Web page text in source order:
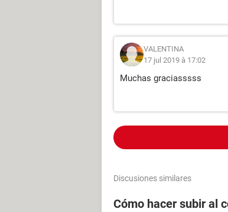
VALENTINA
17 jul 2019 à 17:02
Muchas graciasssss
Discusiones similares
Cómo hacer subir al